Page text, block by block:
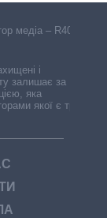
медіа – R40-
і
залишає за
яка
якої є треті